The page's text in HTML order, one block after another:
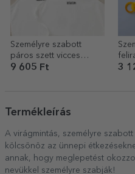
Személyre szabott
páros szett vicces
felirattal – Bacon and
9 605 Ft 3
Termékleírás
A virágmintás, személyre
kölcsönöz az ünnepi
annak, hogy meglepetést
nevükkel személyre szabják!